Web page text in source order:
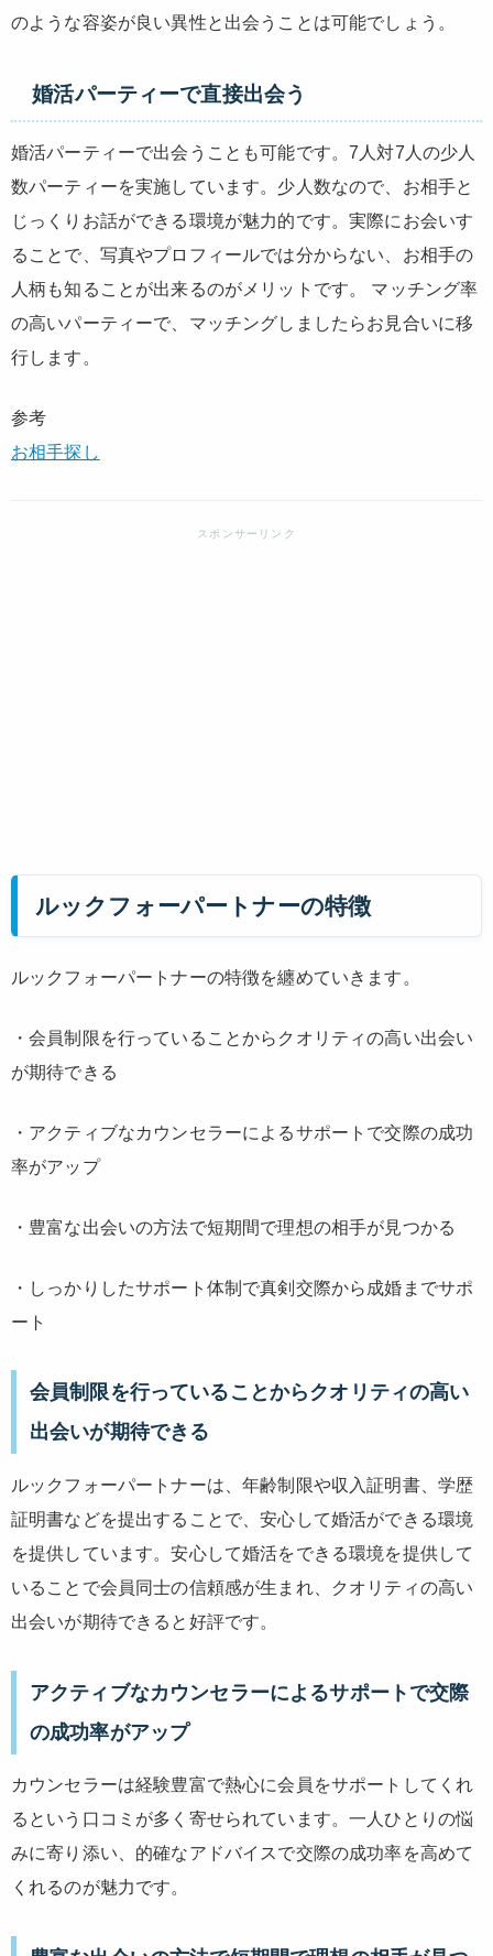
のような容姿が良い異性と出会うことは可能でしょう。
婚活パーティーで直接出会う
婚活パーティーで出会うことも可能です。7人対7人の少人
数パーティーを実施しています。少人数なので、お相手と
じっくりお話ができる環境が魅力的です。実際にお会いす
ることで、写真やプロフィールでは分からない、お相手の
人柄も知ることが出来るのがメリットです。 マッチング率
の高いパーティーで、マッチングしましたらお見合いに移
行します。
参考
お相手探し
ルックフォーパートナーの特徴
ルックフォーパートナーの特徴を纏めていきます。
・会員制限を行っていることからクオリティの高い出会い
が期待できる
・アクティブなカウンセラーによるサポートで交際の成功
率がアップ
・豊富な出会いの方法で短期間で理想の相手が見つかる
・しっかりしたサポート体制で真剣交際から成婚までサポ
ート
会員制限を行っていることからクオリティの高い
出会いが期待できる
ルックフォーパートナーは、年齢制限や収入証明書、学歴
証明書などを提出することで、安心して婚活ができる環境
を提供しています。安心して婚活をできる環境を提供して
いることで会員同士の信頼感が生まれ、クオリティの高い
出会いが期待できると好評です。
アクティブなカウンセラーによるサポートで交際
の成功率がアップ
カウンセラーは経験豊富で熱心に会員をサポートしてくれ
るという口コミが多く寄せられています。一人ひとりの悩
みに寄り添い、的確なアドバイスで交際の成功率を高めて
くれるのが魅力です。